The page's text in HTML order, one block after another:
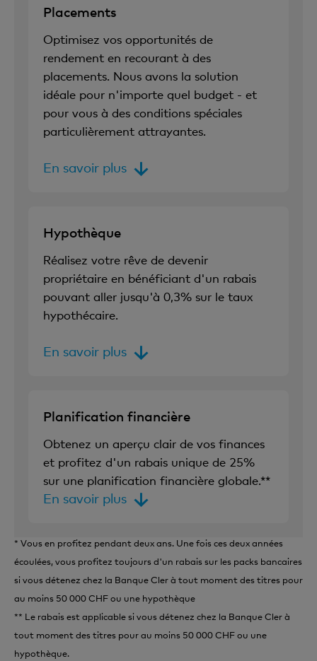
Placements
Optimisez vos opportunités de
rendement en recourant à des
placements. Nous avons la solution
idéale pour n'importe quel budget - et
pour vous à des conditions spéciales
particulièrement attrayantes.
En savoir plus
Hypothèque
Réalisez votre rêve de devenir
propriétaire en bénéficiant d'un rabais
pouvant aller jusqu'à 0,3% sur le taux
hypothécaire.
En savoir plus
Planification financière
Obtenez un aperçu clair de vos finances
et profitez d'un rabais unique de 25%
sur une planification financière globale.**
En savoir plus
* Vous en profitez pendant deux ans. Une fois ces deux années
écoulées, vous profitez toujours d'un rabais sur les packs bancaires
si vous détenez chez la Banque Cler à tout moment des titres pour
au moins 50 000 CHF ou une hypothèque
** Le rabais est applicable si vous détenez chez la Banque Cler à
tout moment des titres pour au moins 50 000 CHF ou une
hypothèque.